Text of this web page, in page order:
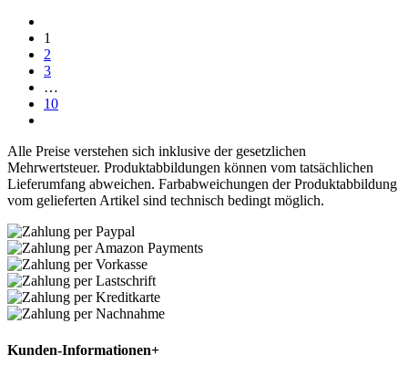
1
2
3
…
10
Alle Preise verstehen sich inklusive der gesetzlichen
Mehrwertsteuer. Produktabbildungen können vom tatsächlichen
Lieferumfang abweichen. Farbabweichungen der Produktabbildung
vom gelieferten Artikel sind technisch bedingt möglich.
Kunden-Informationen+